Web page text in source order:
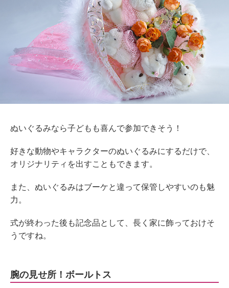
ぬいぐるみなら子どもも喜んで参加できそう！
好きな動物やキャラクターのぬいぐるみにするだけで、
オリジナリティを出すこともできます。
また、ぬいぐるみはブーケと違って保管しやすいのも魅
力。
式が終わった後も記念品として、長く家に飾っておけそ
うですね。
腕の見せ所！ボールトス